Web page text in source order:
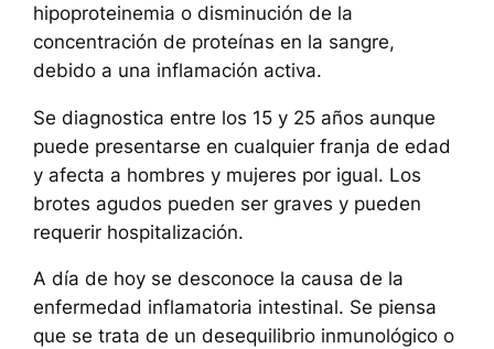
hipoproteinemia o disminución de la
concentración de proteínas en la sangre,
debido a una inflamación activa.
Se diagnostica entre los 15 y 25 años aunque
puede presentarse en cualquier franja de edad
y afecta a hombres y mujeres por igual. Los
brotes agudos pueden ser graves y pueden
requerir hospitalización.
A día de hoy se desconoce la causa de la
enfermedad inflamatoria intestinal. Se piensa
que se trata de un desequilibrio inmunológico o